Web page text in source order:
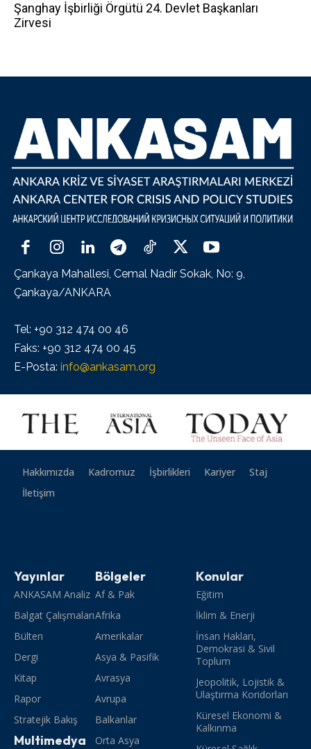
Şanghay İşbirliği Örgütü 24. Devlet Başkanları
Zirvesi
Çankaya Mahallesi, Cemal Nadir Sokak, No: 9,
Çankaya/ANKARA
Tel: +90 312 474 00 46
Faks: +90 312 474 00 45
E-Posta: info@ankasam.org
Hakkımızda Kadromuz İşbirlikleri Kariyer
Staj
İletişim
Yayınlar
ANKASAM Analiz
Balgat Çalışmaları
Bülten
Dergi
Kitap
Rapor
Stratejik Bakış
Multimedya
Bölgeler
Af & Pak
Afrika
Amerikalar
Asya & Pasifik
Avrasya
Avrupa
Balkanlar
Orta Asya
Konular
Eğitim
İklim & Enerji
İnsan Hakları,
Demokrasi & Sivil
Toplum
Jeopolitik, Lojistik &
Ulaştırma Koridorları
Küresel Ekonomi &
Kalkınma